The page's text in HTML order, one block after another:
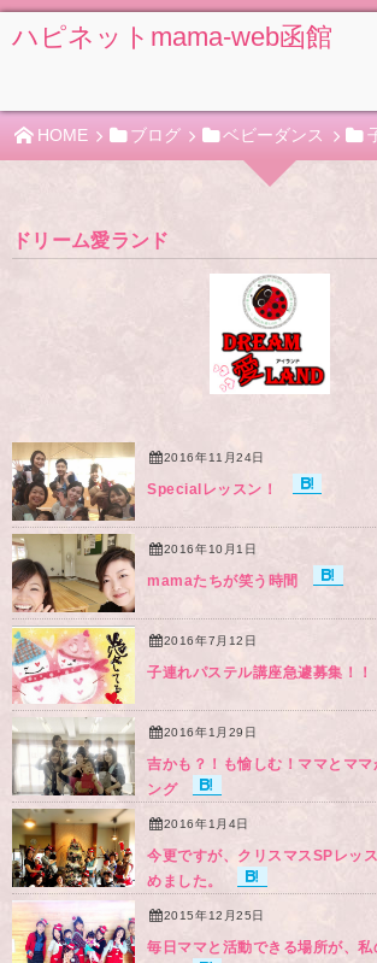
ハピネットmama-web函館
HOME ブログ ベビーダンス
ドリーム愛ランド
2016年11月24日
Specialレッスン！
2016年10月1日
mamaたちが笑う時間
2016年7月12日
子連れパステル講座急遽募集！！
2016年1月29日
吉かも？！も愉しむ！ママとママ
ング
2016年1月4日
今更ですが、クリスマスSPレッ
めました。
2015年12月25日
毎日ママと活動できる場所が、私